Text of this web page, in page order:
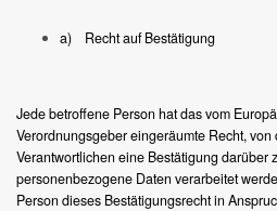
a) Recht auf Bestätigung
Jede betroffene Person hat das vom
Verordnungsgeber eingeräumte Recht,
Verantwortlichen eine Bestätigung darüber
personenbezogene Daten verarbeitet
Person dieses Bestätigungsrecht in